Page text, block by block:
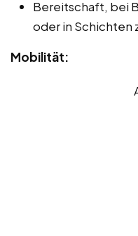
Bereitschaft, bei
oder in Schichten
Mobilität: